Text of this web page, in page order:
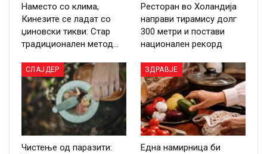
Наместо со клима,
Кинезите се ладат со
џиновски тикви: Стар
традиционален метод…
Ресторан во Холандија
направи тирамису долг
300 метри и постави
национален рекорд
СЛАЈДЕР
Чистење од паразити:
ЗДРАВЈЕ
Една намирница би